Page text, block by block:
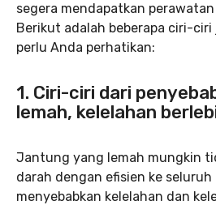
segera mendapatkan
Berikut adalah beberapa ciri-
perlu Anda perhatikan:
1. Ciri-ciri dari
lemah, kelelahan
Jantung yang lemah mungkin
darah dengan efisien ke
menyebabkan kelelahan dan